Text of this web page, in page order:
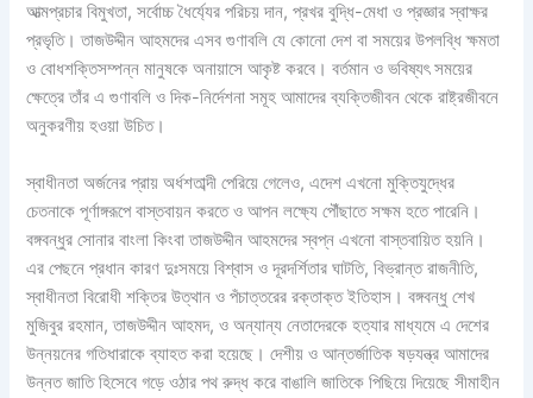
আত্মপ্রচার বিমুখতা, সর্বোচ্চ ধৈর্য্যের পরিচয় দান, প্রখর বুদ্ধি-মেধা ও প্রজ্ঞার স্বাক্ষর
প্রভৃতি। তাজউদ্দীন আহমদের এসব গুণাবলি যে কোনো দেশ বা সময়ের উপলব্ধি ক্ষমতা
ও বোধশক্তিসম্পন্ন মানুষকে অনায়াসে আকৃষ্ট করবে। বর্তমান ও ভবিষ্যৎ সময়ের
ক্ষেত্রে তাঁর এ গুণাবলি ও দিক-নির্দেশনা সমূহ আমাদের ব্যক্তিজীবন থেকে রাষ্ট্রজীবনে
অনুকরণীয় হওয়া উচিত।
স্বাধীনতা অর্জনের প্রায় অর্ধশতাব্দী পেরিয়ে গেলেও, এদেশ এখনো মুক্তিযুদ্ধের
চেতনাকে পূর্ণাঙ্গরূপে বাস্তবায়ন করতে ও আপন লক্ষ্যে পৌঁছাতে সক্ষম হতে পারেনি।
বঙ্গবন্ধুর সোনার বাংলা কিংবা তাজউদ্দীন আহমদের স্বপ্ন এখনো বাস্তবায়িত হয়নি।
এর পেছনে প্রধান কারণ দুঃসময়ে বিশ্বাস ও দূরদর্শিতার ঘাটতি, বিভ্রান্ত রাজনীতি,
স্বাধীনতা বিরোধী শক্তির উত্থান ও পঁচাত্তরের রক্তাক্ত ইতিহাস। বঙ্গবন্ধু শেখ
মুজিবুর রহমান, তাজউদ্দীন আহমদ, ও অন্যান্য নেতাদেরকে হত্যার মাধ্যমে এ দেশের
উন্নয়নের গতিধারাকে ব্যাহত করা হয়েছে। দেশীয় ও আন্তর্জাতিক ষড়যন্ত্র আমাদের
উন্নত জাতি হিসেবে গড়ে ওঠার পথ রুদ্ধ করে বাঙালি জাতিকে পিছিয়ে দিয়েছে সীমাহীন